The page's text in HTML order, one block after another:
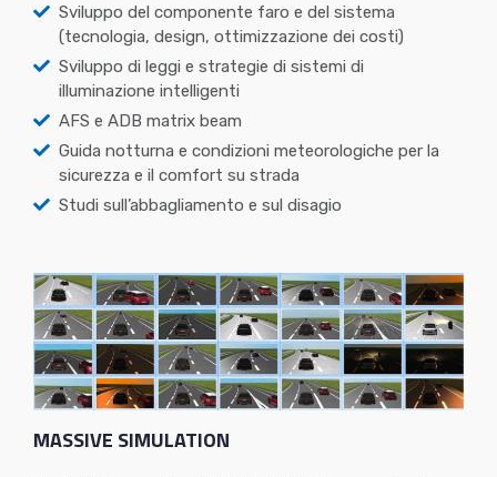
Sviluppo del componente faro e del sistema
(tecnologia, design, ottimizzazione dei costi)
Sviluppo di leggi e strategie di sistemi di
illuminazione intelligenti
AFS e ADB matrix beam
Guida notturna e condizioni meteorologiche per la
sicurezza e il comfort su strada
Studi sull’abbagliamento e sul disagio
MASSIVE SIMULATION